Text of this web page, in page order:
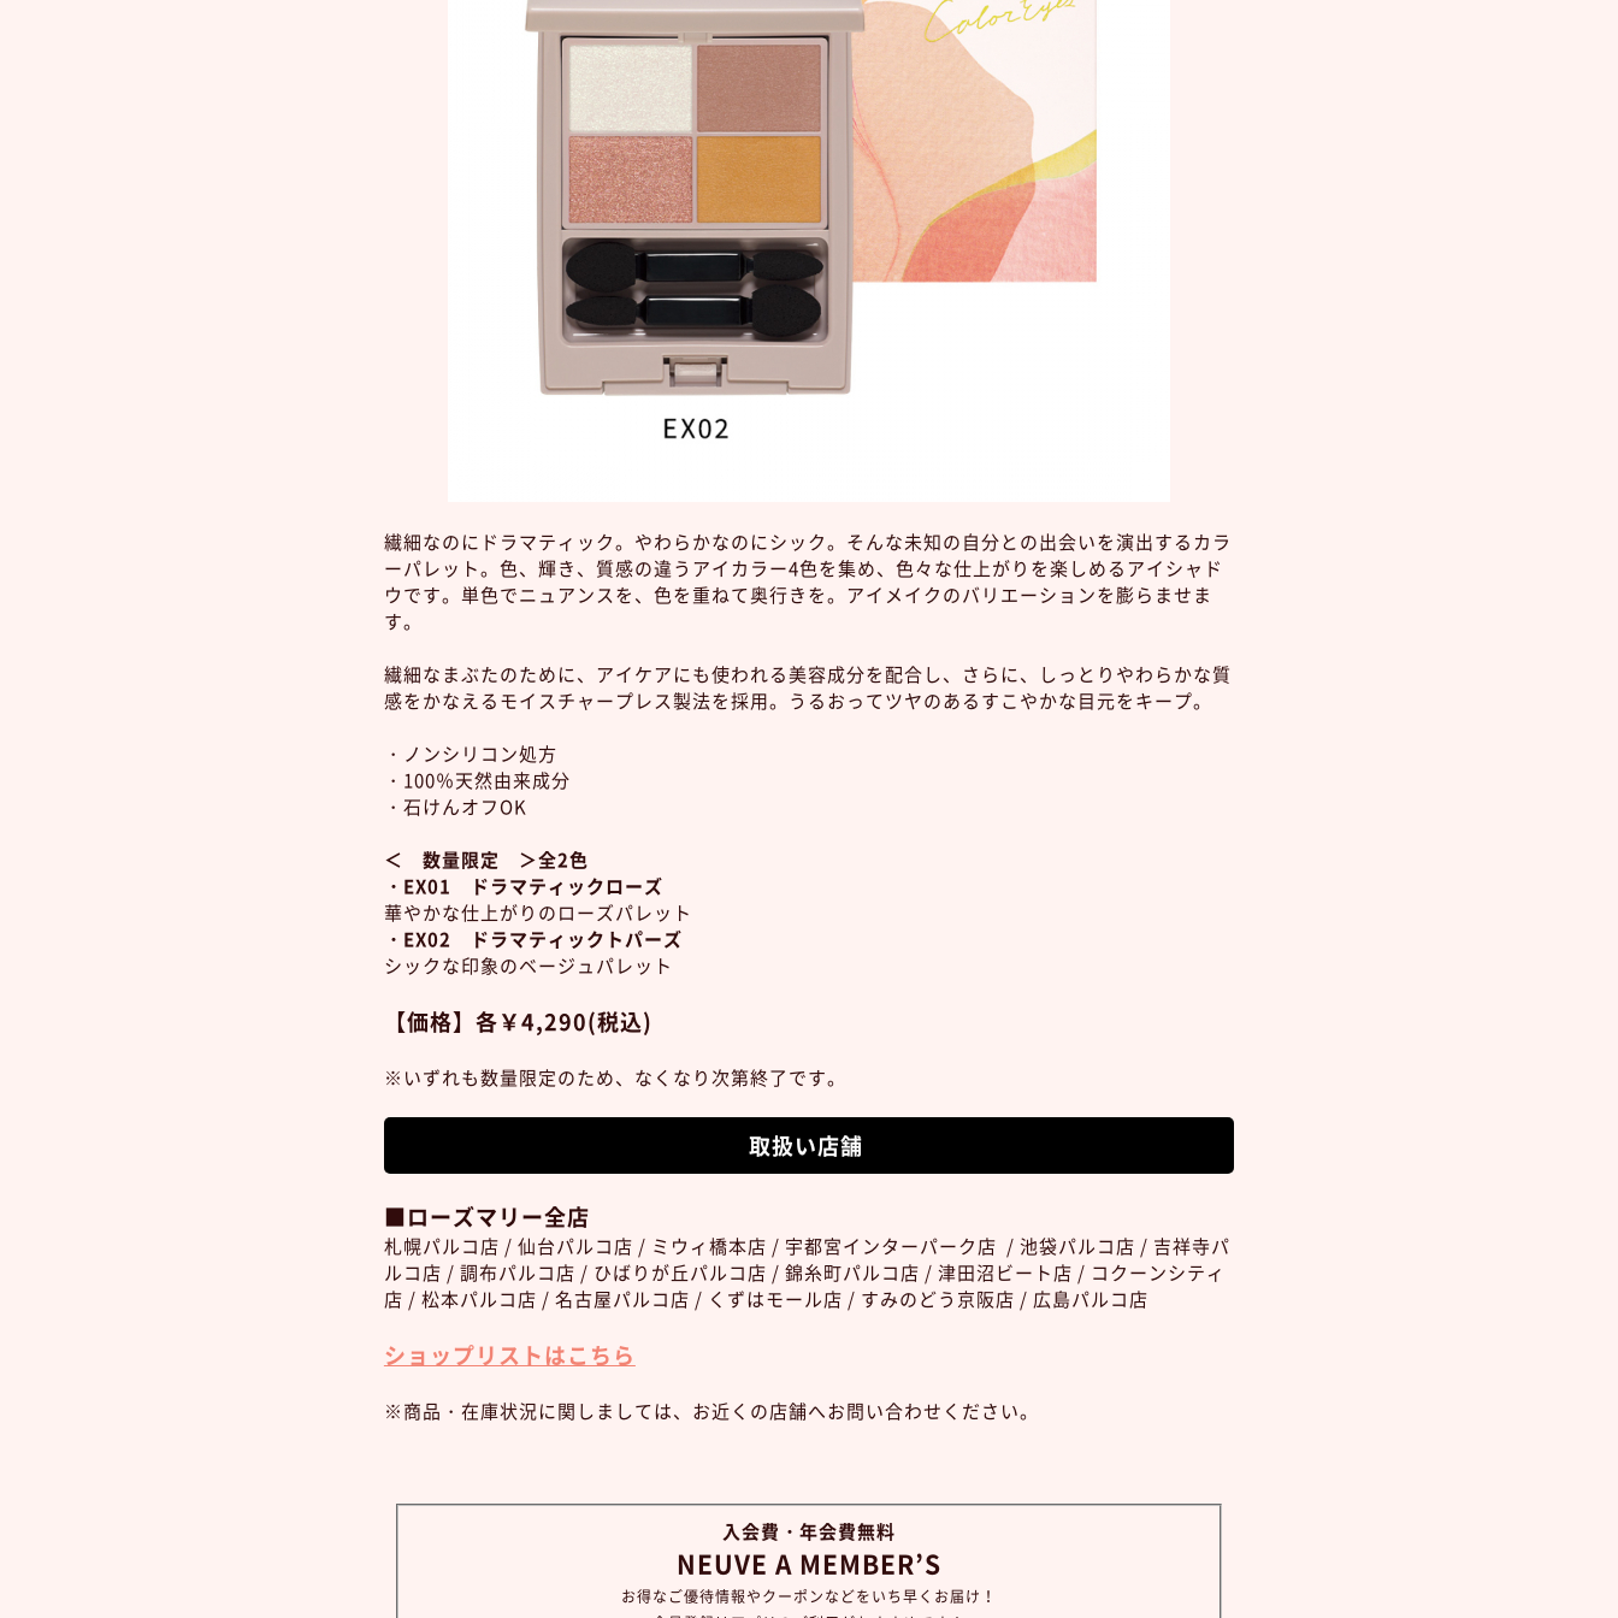
繊細なのにドラマティック。やわらかなのにシック。そんな未知の自分との出会いを演出するカラ
ーパレット。色、輝き、質感の違うアイカラー4色を集め、色々な仕上がりを楽しめるアイシャド
ウです。単色でニュアンスを、色を重ねて奥行きを。アイメイクのバリエーションを膨らませま
す。
繊細なまぶたのために、アイケアにも使われる美容成分を配合し、さらに、しっとりやわらかな質
感をかなえるモイスチャープレス製法を採用。うるおってツヤのあるすこやかな目元をキープ。
・ノンシリコン処方
・100％天然由来成分
・石けんオフOK
＜ 数量限定 ＞全2色
・EX01 ドラマティックローズ
華やかな仕上がりのローズパレット
・EX02 ドラマティックトパーズ
シックな印象のベージュパレット
【価格】各￥4,290(税込)
※いずれも数量限定のため、なくなり次第終了です。
取扱い店舗
■ローズマリー全店
札幌パルコ店 / 仙台パルコ店 / ミウィ橋本店 / 宇都宮インターパーク店 / 池袋パルコ店 / 吉祥寺パ
ルコ店 / 調布パルコ店 / ひばりが丘パルコ店 / 錦糸町パルコ店 / 津田沼ビート店 / コクーンシティ
店 / 松本パルコ店 / 名古屋パルコ店 / くずはモール店 / すみのどう京阪店 / 広島パルコ店
ショップリストはこちら
※商品・在庫状況に関しましては、お近くの店舗へお問い合わせください。
入会費・年会費無料
NEUVE A MEMBER’S
お得なご優待情報やクーポンなどをいち早くお届け！